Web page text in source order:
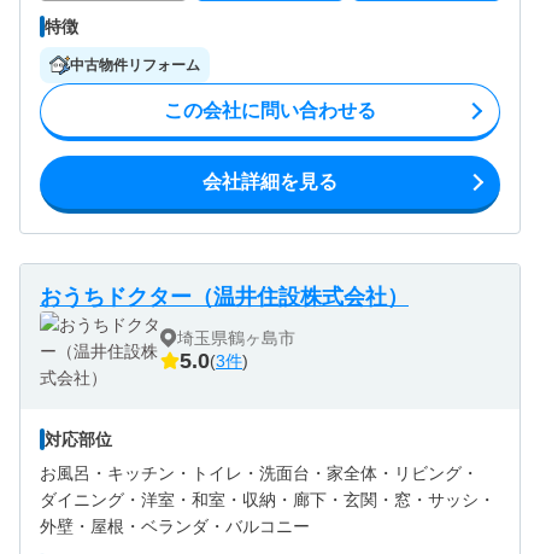
特徴
中古物件リフォーム
この会社に問い合わせる
会社詳細を見る
おうちドクター（温井住設株式会社）
埼玉県鶴ヶ島市
5.0(3件)
対応部位
お風呂・ キッチン・ トイレ・ 洗面台・ 家全体・ リビング・
ダイニング・ 洋室・ 和室・ 収納・ 廊下・ 玄関・ 窓・サッシ・
外壁・ 屋根・ ベランダ・バルコニー